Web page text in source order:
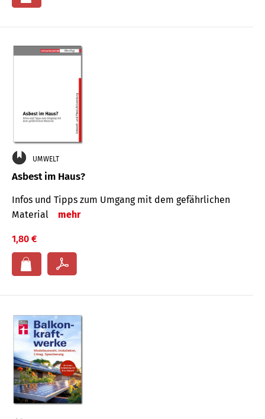
UMWELT
Asbest im Haus?
Infos und Tipps zum Um­gang mit dem ge­fähr­lichen
Mate­rial
mehr
1,80 €